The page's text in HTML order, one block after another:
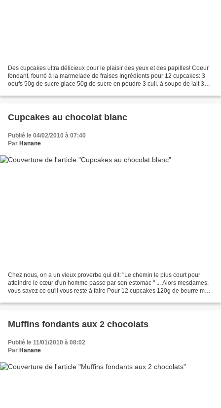
Des cupcakes ultra délicieux pour le plaisir des yeux et des papilles! Coeur
fondant, fourré à la marmelade de fraises Ingrédients pour 12 cupcakes: 3
oeufs 50g de sucre glace 50g de sucre en poudre 3 cuil. à soupe de lait 3
Cupcakes au chocolat blanc
Publié le 04/02/2010 à 07:40
Par Hanane
Chez nous, on a un vieux proverbe qui dit: "Le chemin le plus court pour
atteindre le cœur d'un homme passe par son estomac " ... Alors mesdames,
vous savez ce qu'il vous reste à faire Pour 12 cupcakes 120g de beurre mou
Muffins fondants aux 2 chocolats
Publié le 11/01/2010 à 08:02
Par Hanane